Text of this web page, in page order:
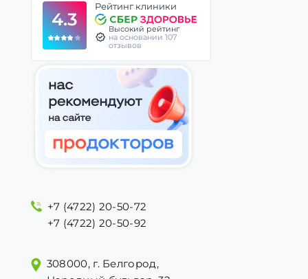
4.3
Рейтинг клиники
Высокий рейтинг
на основании 107
отзывов
+7 (4722) 20-50-72
+7 (4722) 20-50-92
308000, г. Белгород,